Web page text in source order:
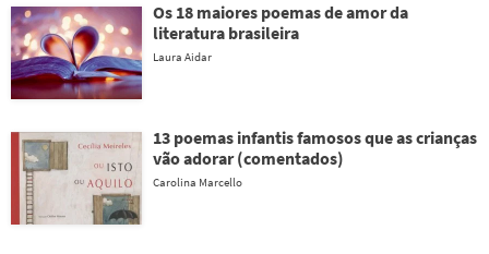
Os 18 maiores poemas de amor da
literatura brasileira
Laura Aidar
13 poemas infantis famosos que as crianças
vão adorar (comentados)
Carolina Marcello